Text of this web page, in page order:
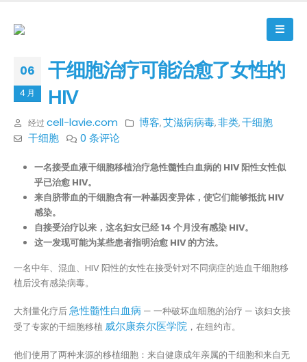
06
4 月
干细胞治疗可能治愈了女性的
HIV
经过 cell-lavie.com 博客,艾滋病病毒,非类,干细胞
干细胞
0 条评论
一名接受血液干细胞移植治疗急性髓性白血病的 HIV 阳性女性似
乎已治愈 HIV。
来自脐带血的干细胞含有一种基因变异体，使它们能够抵抗 HIV
感染。
自接受治疗以来，这名妇女已经 14 个月没有感染 HIV。
这一发现可能为某些患者指明治愈 HIV 的方法。
一名中年、混血、HIV 阳性的女性在接受针对不同病症的造血干细胞移
植后没有感染病毒。
大剂量化疗后急性髓性白血病 — 一种破坏血细胞的治疗 — 该妇女接
受了专家的干细胞移植威尔康奈尔医学院 ，在纽约市。
他们使用了两种来源的移植细胞：来自健康成年亲属的干细胞和来自无